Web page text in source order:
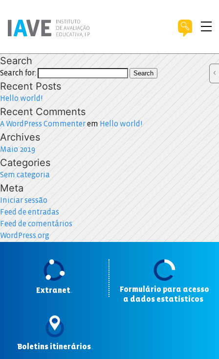
Search
Search for: Search
Recent Posts
Hello world!
Recent Comments
A WordPress Commenterem Hello world!
Archives
Maio 2019
Categories
Sem categoria
Meta
Iniciar sessão
Feed de entradas
Feed de comentários
WordPress.org
Extranet.
Formulário para acesso
a dados estatísticos
Boletins itinerários.